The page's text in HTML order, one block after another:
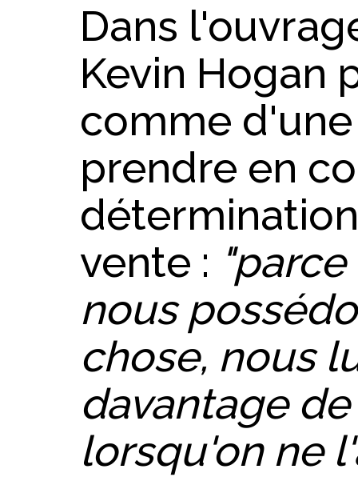
Dans
Kevin Hogan
comme
prendre en
vente :
nous
chose, nous
davantage
lorsqu'on ne